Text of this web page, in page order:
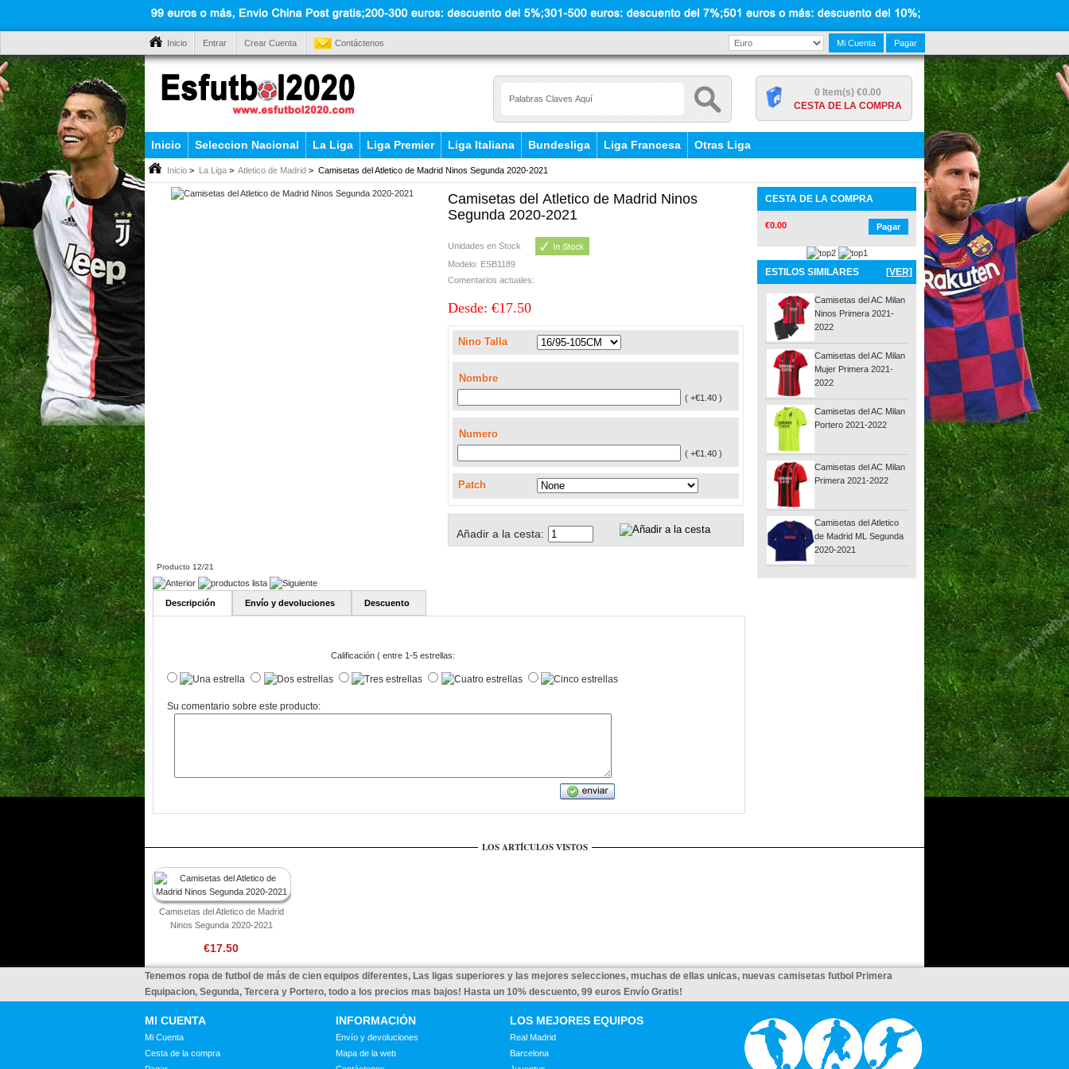
Inicio Entrar Crear Cuenta Contáctenos Pagar
Mi Cuenta
0 Item(s) €0.00
CESTA DE LA COMPRA
Inicio Seleccion Nacional La Liga Liga Premier Liga Italiana Bundesliga Liga Francesa Otras Liga
Inicio > La Liga > Atletico de Madrid > Camisetas del Atletico de Madrid Ninos Segunda 2020-2021
Camisetas del Atletico de Madrid Ninos
Segunda 2020-2021
Unidades en Stock
Modelo: ESB1189
Comentarios actuales:
Desde: €17.50
Nino Talla
Nombre
( +€1.40 )
Numero
( +€1.40 )
Patch
Añadir a la cesta:
Producto 12/21
Descripción Envío y devoluciones Descuento
Calificación ( entre 1-5 estrellas:
Su comentario sobre este producto:
CESTA DE LA COMPRA
€0.00 Pagar
ESTILOS SIMILARES [VER]
Camisetas del AC Milan
Ninos Primera 2021-
2022
Camisetas del AC Milan
Mujer Primera 2021-
2022
Camisetas del AC Milan
Portero 2021-2022
Camisetas del AC Milan
Primera 2021-2022
Camisetas del Atletico
de Madrid ML Segunda
2020-2021
LOS ARTÍCULOS VISTOS
Camisetas del Atletico de Madrid
Ninos Segunda 2020-2021
€17.50
Tenemos ropa de futbol de más de cien equipos diferentes, Las ligas superiores y las mejores selecciones, muchas de ellas unicas, nuevas camisetas futbol Primera
Equipacion, Segunda, Tercera y Portero, todo a los precios mas bajos! Hasta un 10% descuento, 99 euros Envío Gratis!
MI CUENTA
Mi Cuenta
Cesta de la compra
INFORMACIÓN
Envío y devoluciones
Mapa de la web
LOS MEJORES EQUIPOS
Real Madrid
Barcelona